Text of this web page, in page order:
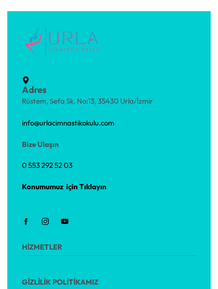
Adres
Rüstem, Sefa Sk. No:13, 35430 Urla/İzmir
info@urlacimnastikokulu.com
Bize Ulaşın
0 553 292 52 03
Konumumuz için Tıklayın
HİZMETLER
Özel Cimnastik Dersleri
GİZLİLİK POLİTİKAMIZ